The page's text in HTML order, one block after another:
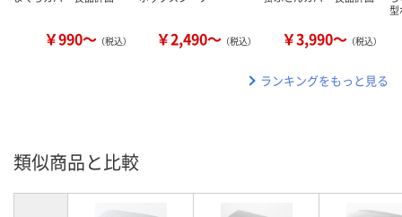
￥990～ （税込） ￥2,490～ （税込） ￥3,990～ （税込）
ランキングをもっと見る
類似商品と比較